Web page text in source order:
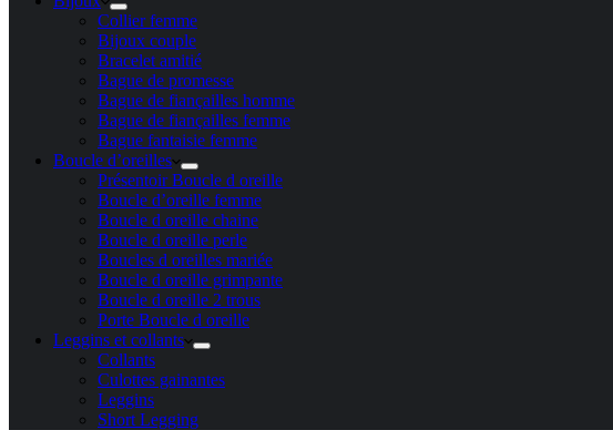
Collier femme
Bijoux couple
Bracelet amitié
Bague de promesse
Bague de fiançailles homme
Bague de fiançailles femme
Bague fantaisie femme
Boucle d’oreilles
Présentoir Boucle d oreille
Boucle d’oreille femme
Boucle d oreille chaine
Boucle d oreille perle
Boucles d oreilles mariée
Boucle d oreille grimpante
Boucle d oreille 2 trous
Porte Boucle d oreille
Leggins et collants
Collants
Culottes gainantes
Leggins
Short Legging